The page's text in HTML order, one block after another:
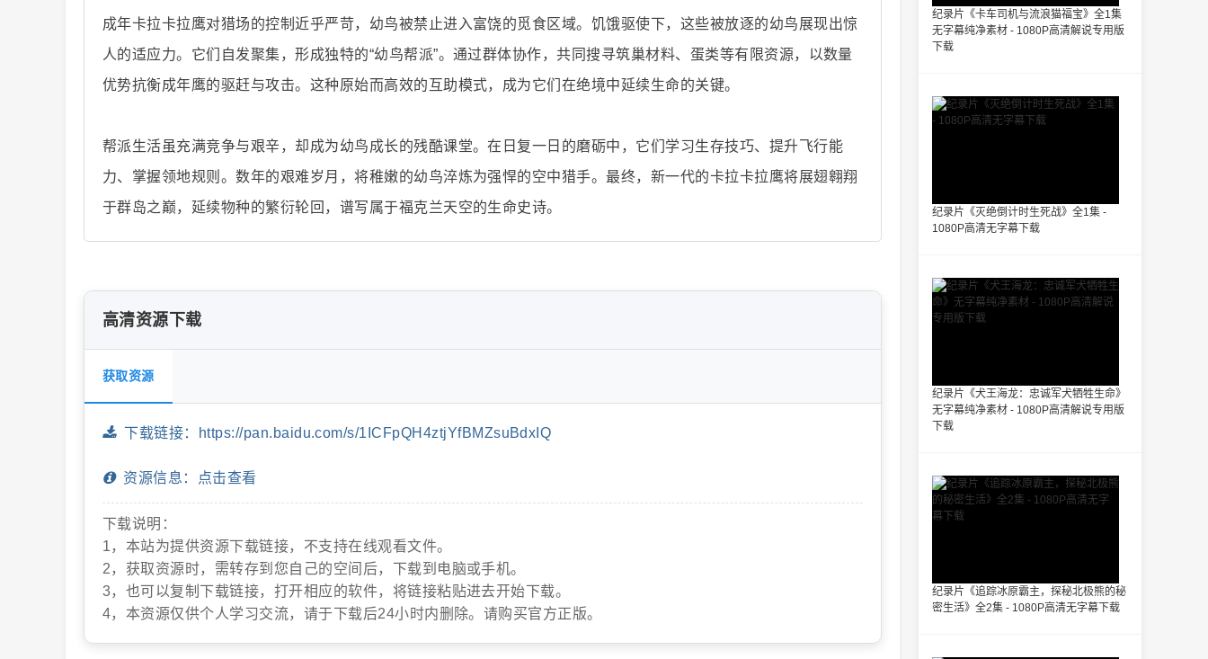
录
成年卡拉卡拉鹰对猎场的控制近乎严苛，幼鸟被禁止进入富饶的觅食区域。饥饿驱使下，这些被放逐的幼鸟展现出惊
人的适应力。它们自发聚集，形成独特的“幼鸟帮派”。通过群体协作，共同搜寻筑巢材料、蛋类等有限资源，以数量
优势抗衡成年鹰的驱赶与攻击。这种原始而高效的互助模式，成为它们在绝境中延续生命的关键。
帮派生活虽充满竞争与艰辛，却成为幼鸟成长的残酷课堂。在日复一日的磨砺中，它们学习生存技巧、提升飞行能
力、掌握领地规则。数年的艰难岁月，将稚嫩的幼鸟淬炼为强悍的空中猎手。最终，新一代的卡拉卡拉鹰将展翅翱翔
于群岛之巅，延续物种的繁衍轮回，谱写属于福克兰天空的生命史诗。
高清资源下载
获取资源
下载链接：https://pan.baidu.com/s/1ICFpQH4ztjYfBMZsuBdxIQ
资源信息：点击查看
下载说明：
1，本站为提供资源下载链接，不支持在线观看文件。
2，获取资源时，需转存到您自己的空间后，下载到电脑或手机。
3，也可以复制下载链接，打开相应的软件，将链接粘贴进去开始下载。
4，本资源仅供个人学习交流，请于下载后24小时内删除。请购买官方正版。
纪录片《卡车司机与流浪猫福宝》全1集
无字幕纯净素材 - 1080P高清解说专用版
下载
纪录片《灭绝倒计时生死战》全1集 -
1080P高清无字幕下载
纪录片《犬王海龙：忠诚军犬牺牲生命》
无字幕纯净素材 - 1080P高清解说专用版
下载
纪录片《追踪冰原霸主，探秘北极熊的秘
密生活》全2集 - 1080P高清无字幕下载